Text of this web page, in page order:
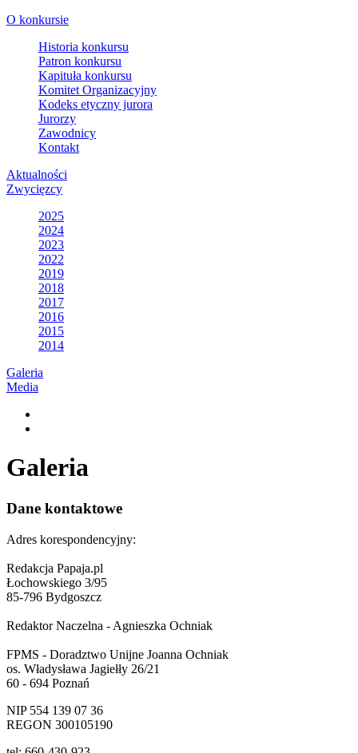
O konkursie
Historia konkursu
Patron konkursu
Kapituła konkursu
Komitet Organizacyjny
Kodeks etyczny jurora
Jurorzy
Zawodnicy
Kontakt
Aktualności
Zwycięzcy
2025
2024
2023
2022
2019
2018
2017
2016
2015
2014
Galeria
Media
Galeria
Dane kontaktowe
Adres korespondencyjny:
Redakcja Papaja.pl
Łochowskiego 3/95
85-796 Bydgoszcz
Redaktor Naczelna - Agnieszka Ochniak
FPMS - Doradztwo Unijne Joanna Ochniak
os. Władysława Jagiełły 26/21
60 - 694 Poznań
NIP 554 139 07 36
REGON 300105190